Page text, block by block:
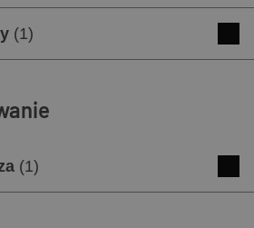
(1)
(1)